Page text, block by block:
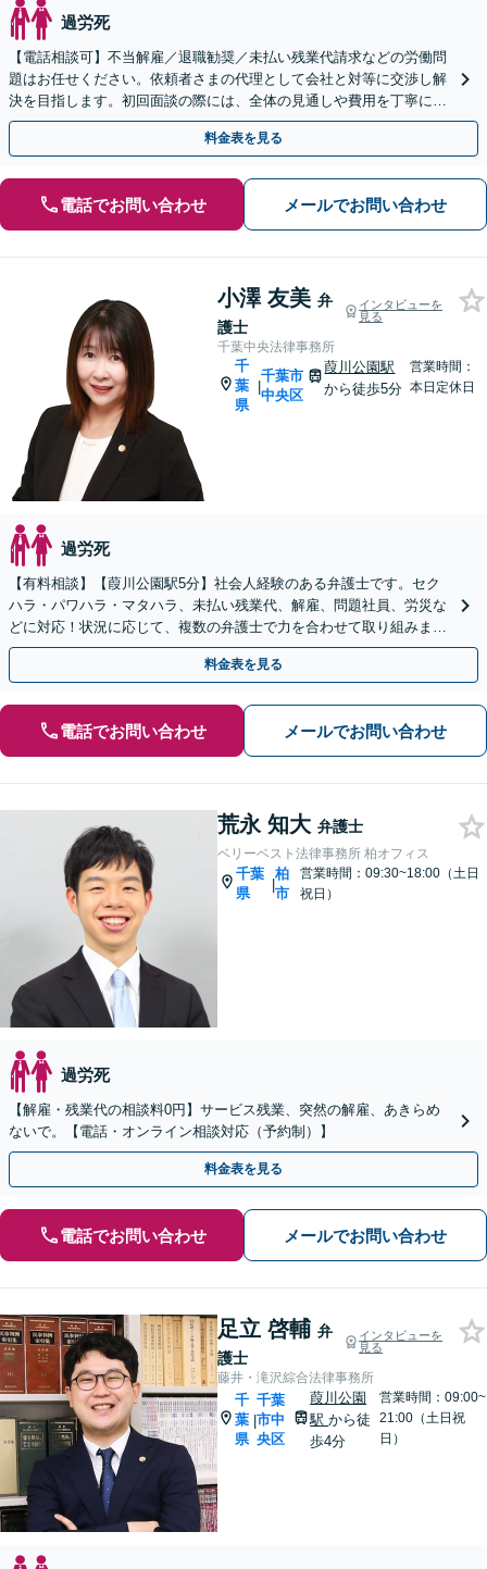
過労死
【電話相談可】不当解雇／退職勧奨／未払い残業代請求などの労働問
題はお任せください。依頼者さまの代理として会社と対等に交渉し解
決を目指します。初回面談の際には、全体の見通しや費用を丁寧にご
説明します【柏駅5分】
料金表を見る
電話でお問い合わせ メールでお問い合わせ
小澤 友美 弁
護士
インタビューを
見る
千葉中央法律事務所
千
葉
県
|
千葉市
中央区
葭川公園駅
から徒歩5分
営業時間：
本日定休日
過労死
【有料相談】【葭川公園駅5分】社会人経験のある弁護士です。セク
ハラ・パワハラ・マタハラ、未払い残業代、解雇、問題社員、労災な
どに対応！状況に応じて、複数の弁護士で力を合わせて取り組みま
す。労働者・使用者ともに対応【電話・メール相談可】
料金表を見る
電話でお問い合わせ メールでお問い合わせ
荒永 知大 弁護士
ベリーベスト法律事務所 柏オフィス
千葉
県
|
柏
市
営業時間：09:30~18:00（土日
祝日）
過労死
【解雇・残業代の相談料0円】サービス残業、突然の解雇、あきらめ
ないで。【電話・オンライン相談対応（予約制）】
料金表を見る
電話でお問い合わせ メールでお問い合わせ
足立 啓輔 弁
護士
インタビューを
見る
藤井・滝沢綜合法律事務所
千
葉
県
|
千葉
市中
央区
葭川公園
駅から徒
歩4分
営業時間：09:00~
21:00（土日祝
日）